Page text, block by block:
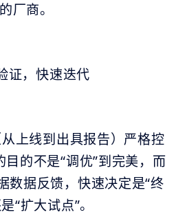
厂商。
证，快速迭代
上线到出具报告）严格控
的不是“调优”到完美，而
数据反馈，快速决定是“终
“扩大试点”。